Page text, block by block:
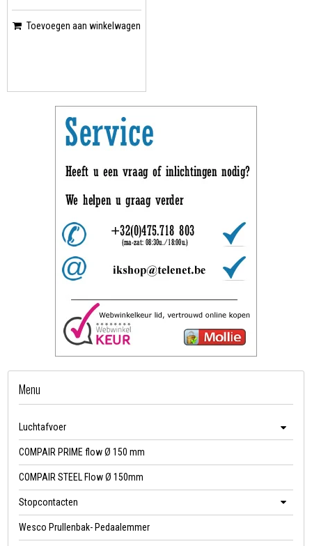
Toevoegen aan winkelwagen
Menu
Luchtafvoer
COMPAIR PRIME flow Ø 150 mm
COMPAIR STEEL Flow Ø 150mm
Stopcontacten
Wesco Prullenbak- Pedaalemmer